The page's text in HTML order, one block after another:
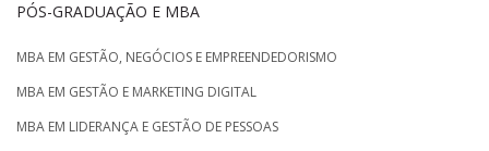
PÓS-GRADUAÇÃO E MBA
MBA EM GESTÃO, NEGÓCIOS E EMPREENDEDORISMO
MBA EM GESTÃO E MARKETING DIGITAL
MBA EM LIDERANÇA E GESTÃO DE PESSOAS